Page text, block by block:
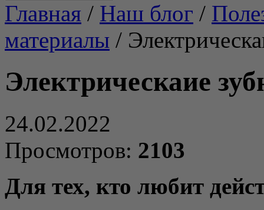
Главная / Наш блог /
материалы /
Электрическаие
24.02.2022
Просмотров: 2103
Для тех, кто любит